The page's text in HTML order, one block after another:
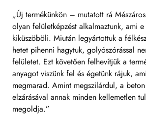
„Új termékünkön – mutatott rá
olyan felületképzést alkalmaztunk, ami
kiküszöböli. Miután legyártottuk a
hetet pihenni hagytuk, golyószórással
felületet. Ezt követően felhevítjük a
anyagot viszünk fel és égetünk rájuk,
megmarad. Amint megszilárdul, a
elzárásával annak minden kellemetlen
megoldja.”